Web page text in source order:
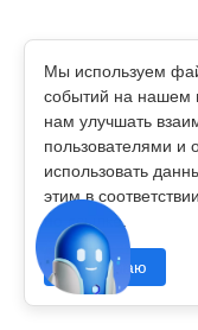
Мы используем
событий на нашем
нам улучшать
пользователями и
использовать
этим в
по
ссылке.
Принимаю